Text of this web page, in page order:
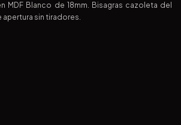
MDF Blanco de 18mm. Bisagras cazoleta del
apertura sin tiradores.